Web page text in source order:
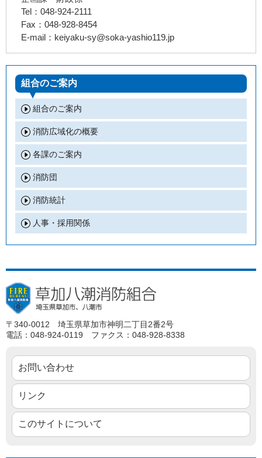
Tel：048-924-2111
Fax：048-928-8454
E-mail：keiyaku-sy@soka-yashio119.jp
組合のご案内
組合のご案内
消防広域化の概要
各課のご案内
消防団
消防統計
人事・採用関係
〒340-0012 埼玉県草加市神明二丁目2番2号
電話：048-924-0119 ファクス：048-928-8338
お問い合わせ
リンク
このサイトについて